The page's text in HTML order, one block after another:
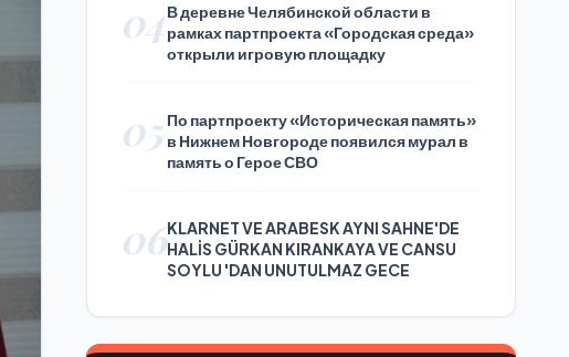
04В деревне Челябинской области в
рамках партпроекта «Городская среда»
открыли игровую площадку
05 По партпроекту «Историческая память»
в Нижнем Новгороде появился мурал в
память о Герое СВО
06KLARNET VE ARABESK AYNI SAHNE'DE
HALİS GÜRKAN KIRANKAYA VE CANSU
SOYLU 'DAN UNUTULMAZ GECE